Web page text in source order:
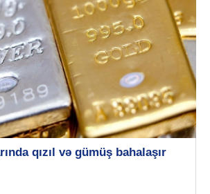
qızıl və gümüş bahalaşır